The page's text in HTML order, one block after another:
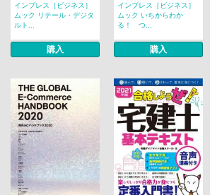
インプレス［ビジネス］
ムック リテール・デジタ
ルト...
購入
インプレス［ビジネス］
ムック いちからわか
る！ つ...
購入